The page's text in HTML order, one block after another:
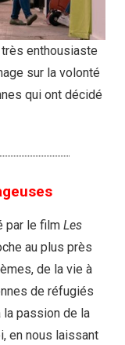
enthousiaste
sur la volonté
qui ont décidé
par le film Les
au plus près
de la vie à
de réfugiés
la passion de la
en nous laissant